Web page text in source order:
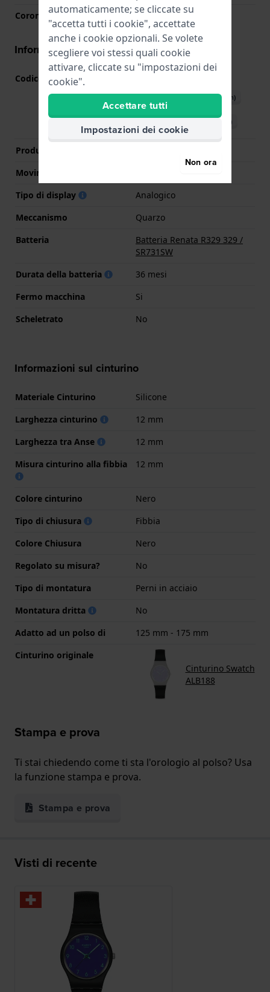
Corona Corona da estrarre
Informazioni del movimento
Codice Movimento
Scarica il manuale (English)
Scarica il manuale (Italian)
Produttore Movimento
Movimento svizzero
Tipo di display
Analogico
Meccanismo
Quarzo
Batteria
Batteria Renata R329 329 /
SR731SW
Durata della batteria
36 mesi
Fermo macchina
Si
Scheletrato
No
Informazioni sul cinturino
Materiale Cinturino
Silicone
Larghezza cinturino
12 mm
Larghezza tra Anse
12 mm
Misura cinturino alla fibbia
12 mm
Colore cinturino
Nero
Tipo di chiusura
Fibbia
Colore Chiusura
Nero
Regolato su misura?
No
Tipo di montatura
Perni in acciaio
Montatura dritta
No
Adatto ad un polso di
125 mm - 175 mm
Cinturino originale
Cinturino Swatch
ALB188
Stampa e prova
Ti stai chiedendo come ti sta l'orologio al polso? Usa
la funzione stampa e prova.
Stampa e prova
Visti di recente
automaticamente; se cliccate su
"accetta tutti i cookie", accettate
anche i cookie opzionali. Se volete
scegliere voi stessi quali cookie
attivare, cliccate su "impostazioni dei
cookie".
Accettare tutti
Impostazioni dei cookie
Non ora